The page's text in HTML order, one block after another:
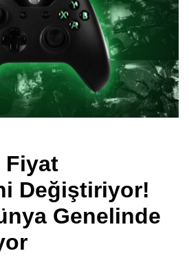
Fiyat
Değiştiriyor!
Genelinde